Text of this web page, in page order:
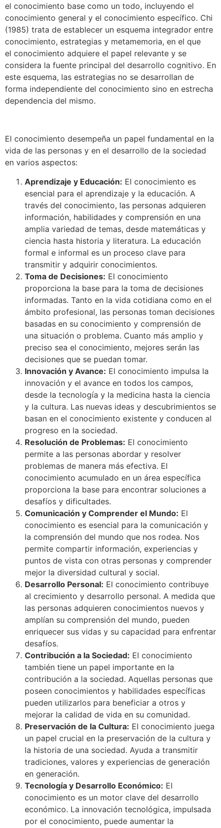
el conocimiento base como un todo, incluyendo el
conocimiento general y el conocimiento específico. Chi
(1985) trata de establecer un esquema integrador entre
conocimiento, estrategias y metamemoria, en el que
el conocimiento adquiere el papel relevante y se
considera la fuente principal del desarrollo cognitivo. En
este esquema, las estrategias no se desarrollan de
forma independiente del conocimiento sino en estrecha
dependencia del mismo.
El conocimiento desempeña un papel fundamental en la
vida de las personas y en el desarrollo de la sociedad
en varios aspectos:
Aprendizaje y Educación: El conocimiento es
esencial para el aprendizaje y la educación. A
través del conocimiento, las personas adquieren
información, habilidades y comprensión en una
amplia variedad de temas, desde matemáticas y
ciencia hasta historia y literatura. La educación
formal e informal es un proceso clave para
transmitir y adquirir conocimientos.
Toma de Decisiones: El conocimiento
proporciona la base para la toma de decisiones
informadas. Tanto en la vida cotidiana como en el
ámbito profesional, las personas toman decisiones
basadas en su conocimiento y comprensión de
una situación o problema. Cuanto más amplio y
preciso sea el conocimiento, mejores serán las
decisiones que se puedan tomar.
Innovación y Avance: El conocimiento impulsa la
innovación y el avance en todos los campos,
desde la tecnología y la medicina hasta la ciencia
y la cultura. Las nuevas ideas y descubrimientos se
basan en el conocimiento existente y conducen al
progreso en la sociedad.
Resolución de Problemas: El conocimiento
permite a las personas abordar y resolver
problemas de manera más efectiva. El
conocimiento acumulado en un área específica
proporciona la base para encontrar soluciones a
desafíos y dificultades.
Comunicación y Comprender el Mundo: El
conocimiento es esencial para la comunicación y
la comprensión del mundo que nos rodea. Nos
permite compartir información, experiencias y
puntos de vista con otras personas y comprender
mejor la diversidad cultural y social.
Desarrollo Personal: El conocimiento contribuye
al crecimiento y desarrollo personal. A medida que
las personas adquieren conocimientos nuevos y
amplían su comprensión del mundo, pueden
enriquecer sus vidas y su capacidad para enfrentar
desafíos.
Contribución a la Sociedad: El conocimiento
también tiene un papel importante en la
contribución a la sociedad. Aquellas personas que
poseen conocimientos y habilidades específicas
pueden utilizarlos para beneficiar a otros y
mejorar la calidad de vida en su comunidad.
Preservación de la Cultura: El conocimiento juega
un papel crucial en la preservación de la cultura y
la historia de una sociedad. Ayuda a transmitir
tradiciones, valores y experiencias de generación
en generación.
Tecnología y Desarrollo Económico: El
conocimiento es un motor clave del desarrollo
económico. La innovación tecnológica, impulsada
por el conocimiento, puede aumentar la